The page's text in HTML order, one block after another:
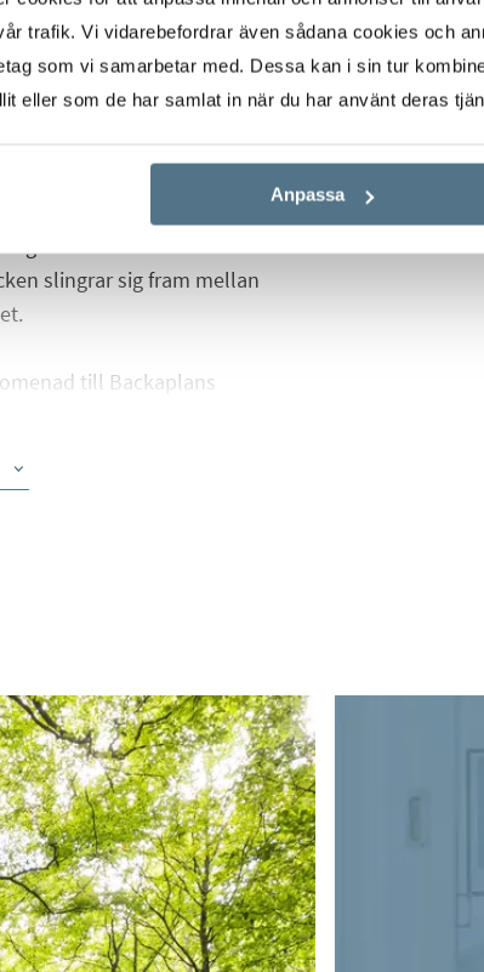
trafik. Vi vidarebefordrar även sådana cookies och
som vi samarbetar med. Dessa kan i sin tur
eller som de har samlat in när du har använt deras
Anpassa
med golvvärme, dusch
att njuta av solen från dag
på att skapa
standard. Kvarteren
slingrar sig fram mellan
till Backaplans
I närheten finns även